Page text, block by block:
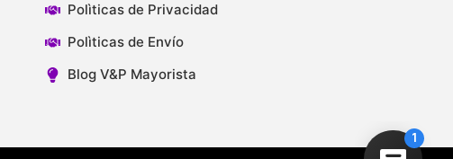
Polìticas de Privacidad
Polìticas de Envío
Blog V&P Mayorista